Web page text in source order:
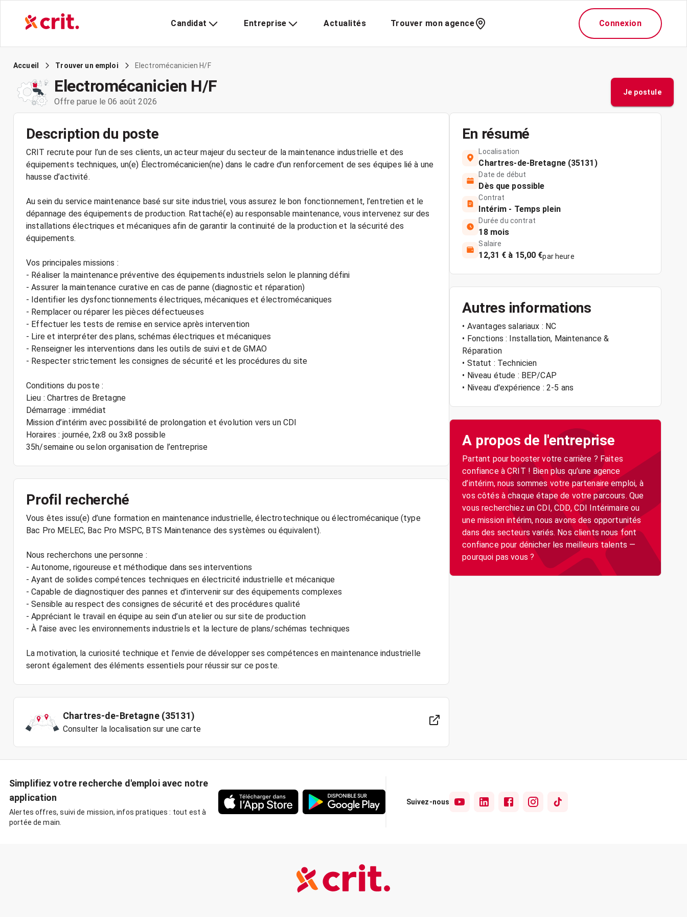
Candidat Entreprise Actualités Trouver mon agence Connexion
Accueil Trouver un emploi Electromécanicien H/F
Electromécanicien H/F
Offre parue le 06 août 2026
Je postule
Description du poste
CRIT recrute pour l’un de ses clients, un acteur majeur du secteur de la maintenance industrielle et des
équipements techniques, un(e) Électromécanicien(ne) dans le cadre d’un renforcement de ses équipes lié à une
hausse d’activité.
Au sein du service maintenance basé sur site industriel, vous assurez le bon fonctionnement, l’entretien et le
dépannage des équipements de production. Rattaché(e) au responsable maintenance, vous intervenez sur des
installations électriques et mécaniques afin de garantir la continuité de la production et la sécurité des
équipements.
Vos principales missions :
- Réaliser la maintenance préventive des équipements industriels selon le planning défini
- Assurer la maintenance curative en cas de panne (diagnostic et réparation)
- Identifier les dysfonctionnements électriques, mécaniques et électromécaniques
- Remplacer ou réparer les pièces défectueuses
- Effectuer les tests de remise en service après intervention
- Lire et interpréter des plans, schémas électriques et mécaniques
- Renseigner les interventions dans les outils de suivi et de GMAO
- Respecter strictement les consignes de sécurité et les procédures du site
Conditions du poste :
Lieu : Chartres de Bretagne
Démarrage : immédiat
Mission d’intérim avec possibilité de prolongation et évolution vers un CDI
Horaires : journée, 2x8 ou 3x8 possible
35h/semaine ou selon organisation de l’entreprise
Profil recherché
Vous êtes issu(e) d’une formation en maintenance industrielle, électrotechnique ou électromécanique (type
Bac Pro MELEC, Bac Pro MSPC, BTS Maintenance des systèmes ou équivalent).
Nous recherchons une personne :
- Autonome, rigoureuse et méthodique dans ses interventions
- Ayant de solides compétences techniques en électricité industrielle et mécanique
- Capable de diagnostiquer des pannes et d’intervenir sur des équipements complexes
- Sensible au respect des consignes de sécurité et des procédures qualité
- Appréciant le travail en équipe au sein d’un atelier ou sur site de production
- À l’aise avec les environnements industriels et la lecture de plans/schémas techniques
La motivation, la curiosité technique et l’envie de développer ses compétences en maintenance industrielle
seront également des éléments essentiels pour réussir sur ce poste.
Chartres-de-Bretagne (35131)
Consulter la localisation sur une carte
En résumé
Localisation
Chartres-de-Bretagne (35131)
Date de début
Dès que possible
Contrat
Intérim - Temps plein
Durée du contrat
18 mois
Salaire
12,31 € à 15,00 €par heure
Autres informations
• Avantages salariaux : NC
• Fonctions : Installation, Maintenance &
Réparation
• Statut : Technicien
• Niveau étude : BEP/CAP
• Niveau d'expérience : 2-5 ans
A propos de l'entreprise
Partant pour booster votre carrière ? Faites
confiance à CRIT ! Bien plus qu’une agence
d’intérim, nous sommes votre partenaire emploi, à
vos côtés à chaque étape de votre parcours. Que
vous recherchiez un CDI, CDD, CDI Intérimaire ou
une mission intérim, nous avons des opportunités
dans des secteurs variés. Nos clients nous font
confiance pour dénicher les meilleurs talents —
pourquoi pas vous ?
Simplifiez votre recherche d'emploi avec notre
application
Alertes offres, suivi de mission, infos pratiques : tout est à
portée de main.
Suivez-nous